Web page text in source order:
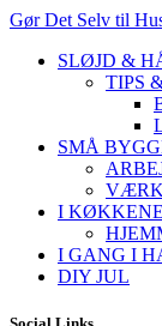
Gør Det Selv til
SLØJD &
TIPS
SMÅ
I
I GANG I
DIY JUL